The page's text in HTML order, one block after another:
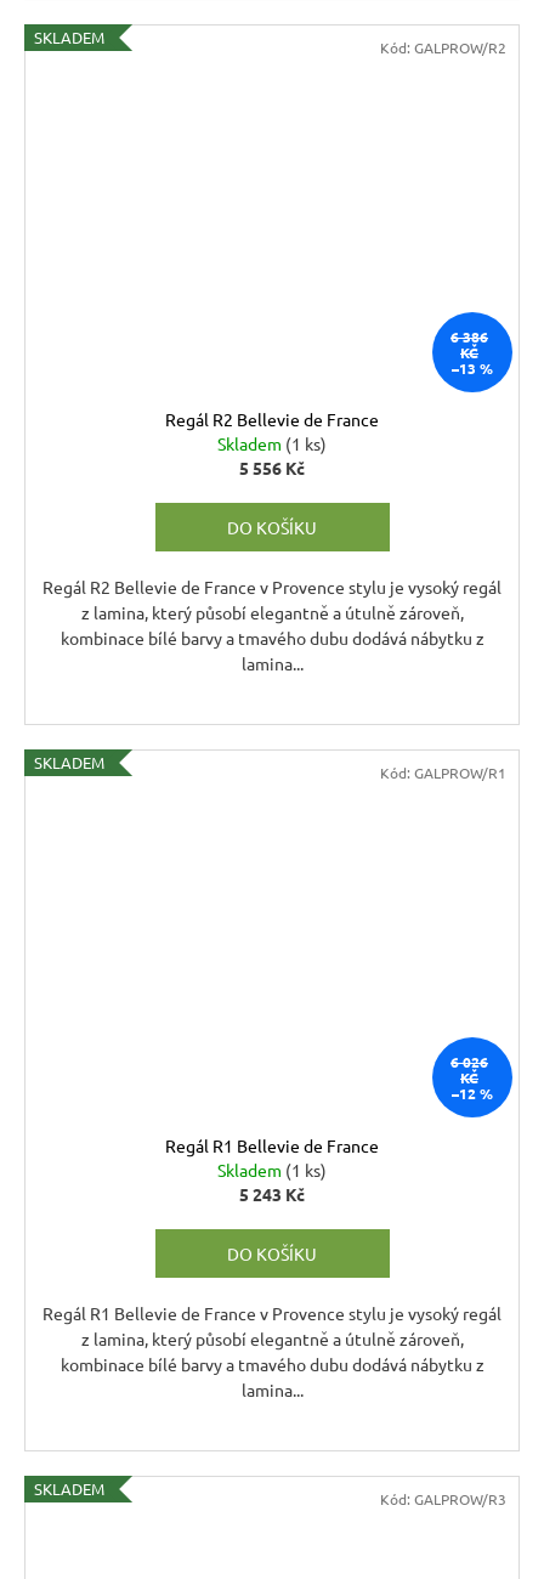
SKLADEM
6 386
KČ
–13 %
Regál R2 Bellevie de France
Skladem (1 ks)
5 556 Kč
DO KOŠÍKU
Regál R2 Bellevie de France v Provence stylu je vysoký regál
z lamina, který působí elegantně a útulně zároveň,
kombinace bílé barvy a tmavého dubu dodává nábytku z
lamina...
Kód: GALPROW/R2
SKLADEM
6 026
KČ
–12 %
Regál R1 Bellevie de France
Skladem (1 ks)
5 243 Kč
DO KOŠÍKU
Regál R1 Bellevie de France v Provence stylu je vysoký regál
z lamina, který působí elegantně a útulně zároveň,
kombinace bílé barvy a tmavého dubu dodává nábytku z
lamina...
Kód: GALPROW/R1
SKLADEM Kód: GALPROW/R3